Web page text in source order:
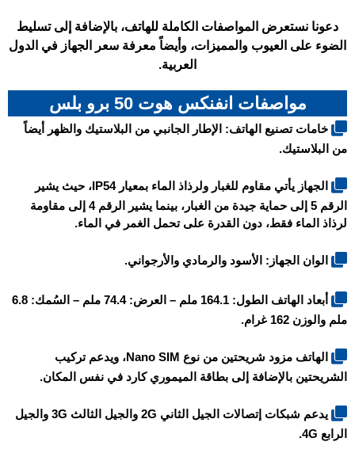
دعونا نستعرض المواصفات الكاملة للهاتف، بالإضافة إلى تسليط
الضوء على العيوب والمميزات، وأيضاً معرفة سعر الجهاز في الدول
العربية.
مواصفات انفنكس هوت 50 برو بلس
خامات تصنيع الهاتف: الإطار الجانبي من البلاستيك والظهر أيضاً
من البلاستيك.
الجهاز يأتي مقاوم للغبار ولرذاذ الماء بمعيار IP54، حيث يشير
الرقم 5 إلى حماية جيدة من الغبار، بينما يشير الرقم 4 إلى مقاومة
لرذاذ الماء فقط، دون القدرة على تحمل الغمر في الماء.
الوان الجهاز: الأسود والرمادي والأرجواني.
أبعاد الهاتف الطول: 164.1 ملم – العرض: 74.4 ملم – السُمك: 6.8
ملم والوزن 162 غرام.
الهاتف مزود شريحتين من نوع Nano SIM، ويدعم تركيب
الشريحتين بالإضافة إلى بطاقة الميموري كارد في نفس المكان.
يدعم شبكات إتصالات الجيل الثاني 2G والجيل الثالث 3G والجيل
الرابع 4G.